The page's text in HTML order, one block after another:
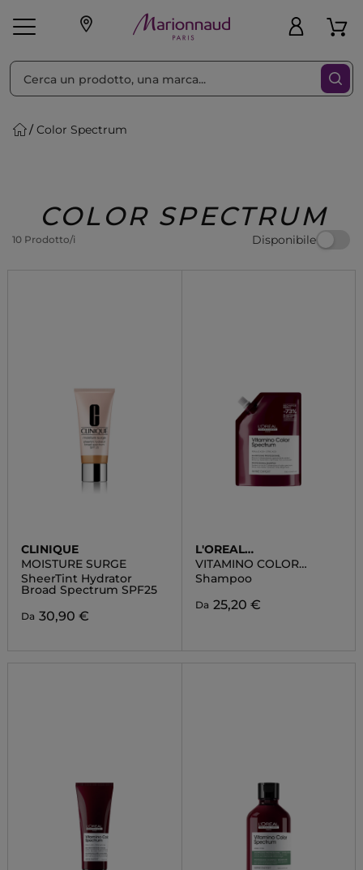
Make-up Profumi
Regalo
Color Spectrum
COLOR SPECTRUM
10 Prodotto/i Disponibile
Ordina per Filtra
CLINIQUE
MOISTURE SURGE
SheerTint Hydrator
Broad Spectrum SPF25
Da 30,90 €
L'OREAL
PROFESSIONNEL
VITAMINO COLOR
SPECTRUM
Shampoo
Da 25,20 €